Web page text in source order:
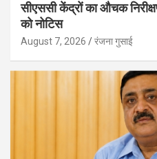
सीएससी केंद्रों का औचक
को नोटिस
August 7, 2026 रंजना गुसाई